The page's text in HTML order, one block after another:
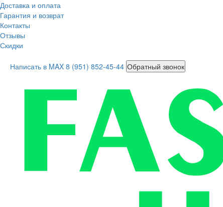
Доставка и оплата
Гарантия и возврат
Контакты
Отзывы
Скидки
Написать в MAX 8 (951) 852-45-44 Обратный звонок